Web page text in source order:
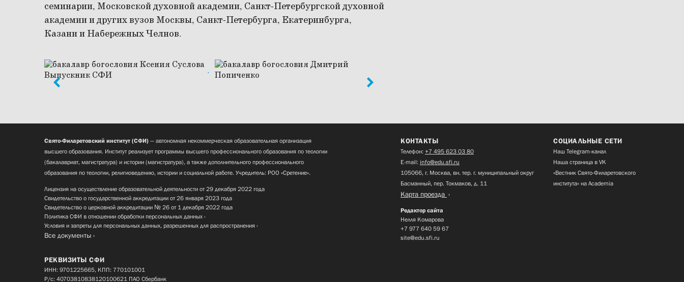
семинарии, Московской духовной академии, Санкт-Петербургской духовной
академии и других вузов Москвы, Санкт-Петербурга, Екатеринбурга,
Казани и Набережных Челнов.
Свято-Филаретовский институт (СФИ) — автономная некоммерческая образовательная организация
высшего образования. Институт реализует программы высшего профессионального образования по теологии
(бакалавриат, магистратура) и истории (магистратура), а также дополнительного профессионального
образования по теологии, религиоведению, истории и социальной работе. Учредитель: РОО «Сретение».
Лицензия на осуществление образовательной деятельности от 29 декабря 2022 года
Свидетельство о государственной аккредитации от 26 января 2023 года
Свидетельство о церковной аккредитации № 26 от 1 декабря 2022 года
Политика СФИ в отношении обработки персональных данных
Условия и запреты для персональных данных, разрешенных для распространения
Все документы
КОНТАКТЫ
Телефон: +7 495 623 03 80
E-mail: info@edu.sfi.ru
105066, г. Москва, вн. тер. г. муниципальный округ
Басманный, пер. Токмаков, д. 11
Карта проезда
Редактор сайта
Нелля Комарова
+7 977 640 59 67
site@edu.sfi.ru
СОЦИАЛЬНЫЕ СЕТИ
Наш Telegram-канал
Наша страница в VK
«Вестник Свято-Филаретовского
института» на Academia
РЕКВИЗИТЫ СФИ
ИНН: 9701225665, КПП: 770101001
Р/с: 40703810838120100621 ПАО Сбербанк